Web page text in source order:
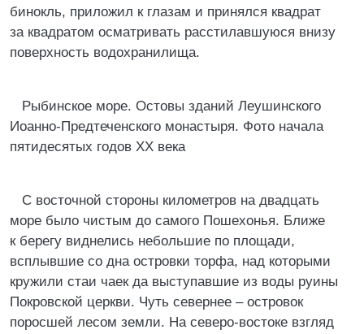
бинокль, приложил к глазам и принялся квадрат
за квадратом осматривать расстилавшуюся внизу
поверхность водохранилища.
Рыбинское море. Остовы зданий Леушинского
Иоанно-Предтеченского монастыря. Фото начала
пятидесятых годов ХХ века
С восточной стороны километров на двадцать
море было чистым до самого Пошехонья. Ближе
к берегу виднелись небольшие по площади,
всплывшие со дна островки торфа, над которыми
кружили стаи чаек да выступавшие из воды руины
Покровской церкви. Чуть севернее – островок
поросшей лесом земли. На северо-востоке взгляд